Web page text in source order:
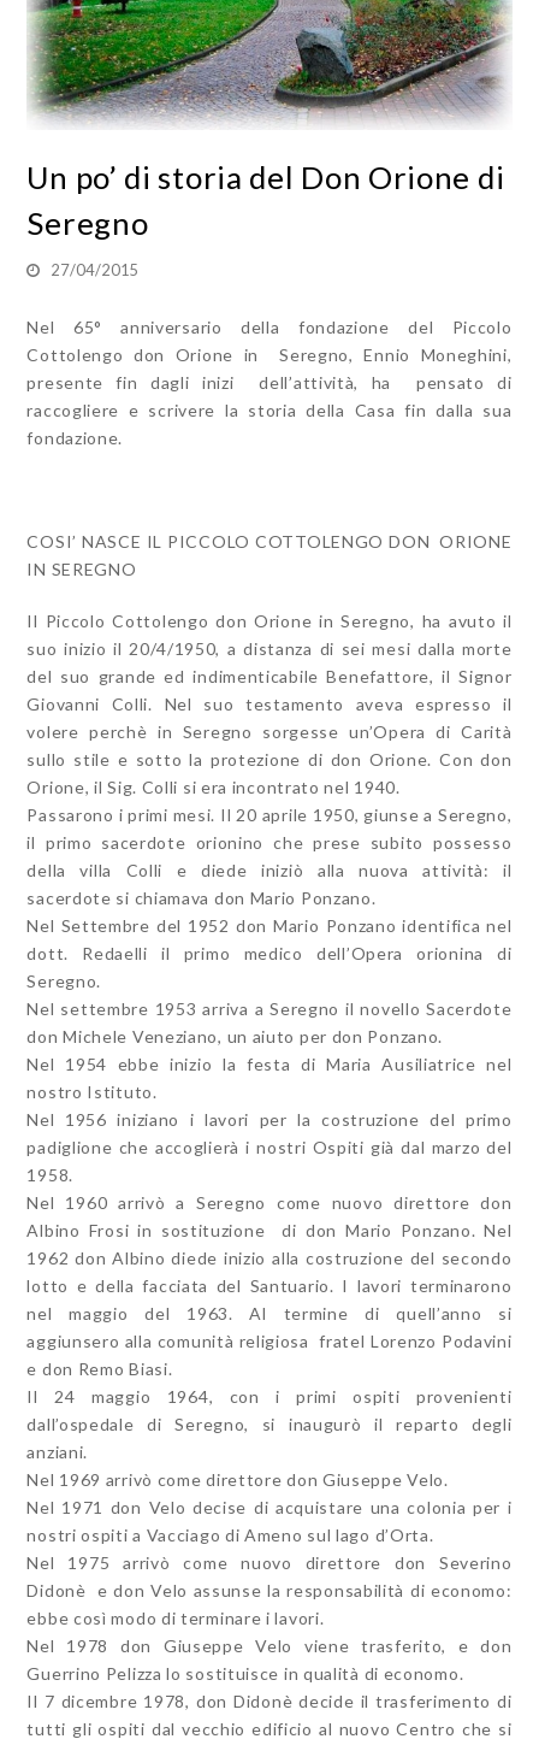
Un po’ di storia del Don Orione di
Seregno
27/04/2015
Nel 65° anniversario della fondazione del Piccolo
Cottolengo don Orione in Seregno, Ennio Moneghini,
presente fin dagli inizi dell’attività, ha pensato di
raccogliere e scrivere la storia della Casa fin dalla sua
fondazione.
COSI’ NASCE IL PICCOLO COTTOLENGO DON ORIONE
IN SEREGNO
Il Piccolo Cottolengo don Orione in Seregno, ha avuto il
suo inizio il 20/4/1950, a distanza di sei mesi dalla morte
del suo grande ed indimenticabile Benefattore, il Signor
Giovanni Colli. Nel suo testamento aveva espresso il
volere perchè in Seregno sorgesse un’Opera di Carità
sullo stile e sotto la protezione di don Orione. Con don
Orione, il Sig. Colli si era incontrato nel 1940.
Passarono i primi mesi. Il 20 aprile 1950, giunse a Seregno,
il primo sacerdote orionino che prese subito possesso
della villa Colli e diede iniziò alla nuova attività: il
sacerdote si chiamava don Mario Ponzano.
Nel Settembre del 1952 don Mario Ponzano identifica nel
dott. Redaelli il primo medico dell’Opera orionina di
Seregno.
Nel settembre 1953 arriva a Seregno il novello Sacerdote
don Michele Veneziano, un aiuto per don Ponzano.
Nel 1954 ebbe inizio la festa di Maria Ausiliatrice nel
nostro Istituto.
Nel 1956 iniziano i lavori per la costruzione del primo
padiglione che accoglierà i nostri Ospiti già dal marzo del
1958.
Nel 1960 arrivò a Seregno come nuovo direttore don
Albino Frosi in sostituzione di don Mario Ponzano. Nel
1962 don Albino diede inizio alla costruzione del secondo
lotto e della facciata del Santuario. I lavori terminarono
nel maggio del 1963. Al termine di quell’anno si
aggiunsero alla comunità religiosa fratel Lorenzo Podavini
e don Remo Biasi.
Il 24 maggio 1964, con i primi ospiti provenienti
dall’ospedale di Seregno, si inaugurò il reparto degli
anziani.
Nel 1969 arrivò come direttore don Giuseppe Velo.
Nel 1971 don Velo decise di acquistare una colonia per i
nostri ospiti a Vacciago di Ameno sul lago d’Orta.
Nel 1975 arrivò come nuovo direttore don Severino
Didonè e don Velo assunse la responsabilità di economo:
ebbe così modo di terminare i lavori.
Nel 1978 don Giuseppe Velo viene trasferito, e don
Guerrino Pelizza lo sostituisce in qualità di economo.
Il 7 dicembre 1978, don Didonè decide il trasferimento di
tutti gli ospiti dal vecchio edificio al nuovo Centro che si